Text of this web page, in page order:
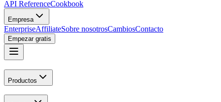
API ReferenceCookbook
Empresa
EnterpriseAffiliateSobre nosotrosCambiosContacto
Empezar gratis
Productos